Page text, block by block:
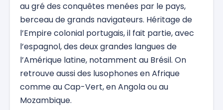
au gré des conquêtes menées par le pays,
berceau de grands navigateurs. Héritage de
l’Empire colonial portugais, il fait partie, avec
l’espagnol, des deux grandes langues de
l’Amérique latine, notamment au Brésil. On
retrouve aussi des lusophones en Afrique
comme au Cap-Vert, en Angola ou au
Mozambique.